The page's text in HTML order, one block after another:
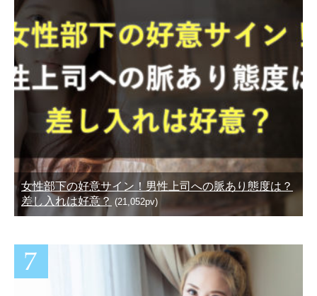
女性部下の好意サイン！男性上司への脈あり態度は？
差し入れは好意？ (21,052pv)